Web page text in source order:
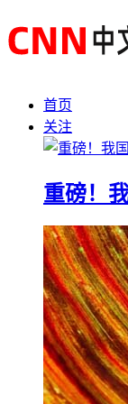
首页
关注
重磅！